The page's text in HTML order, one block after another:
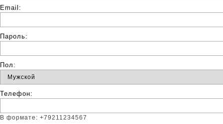
Email:
Пароль:
Пол:
Телефон:
В формате: +79211234567